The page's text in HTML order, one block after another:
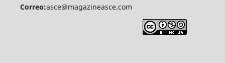
Correo:asce@magazineasce.com